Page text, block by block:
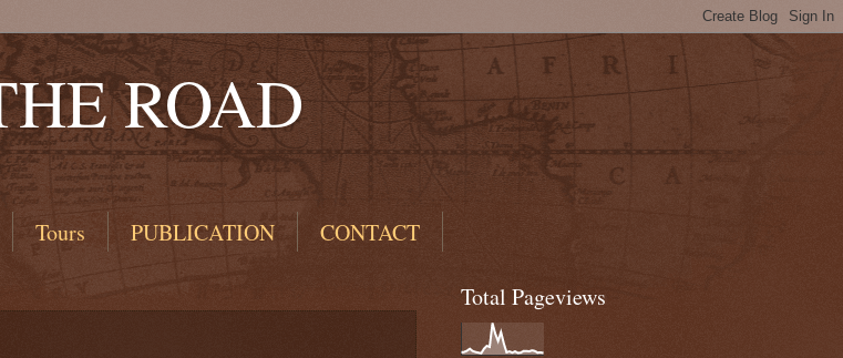
ROAD
Tours PUBLICATION CONTACT
Total Pageviews